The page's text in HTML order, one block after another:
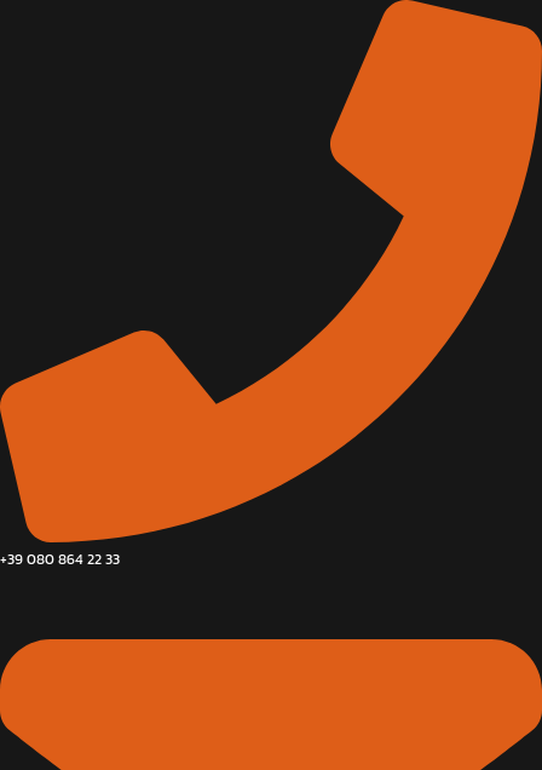
+39 080 864 22 33